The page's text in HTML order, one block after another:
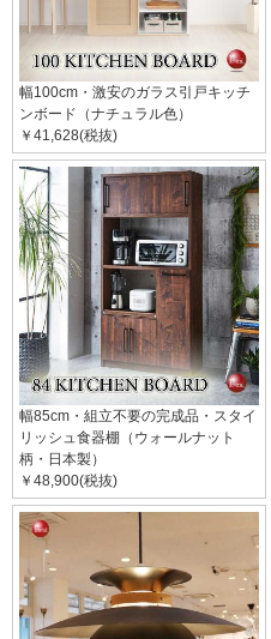
幅100cm・激安のガラス引戸キッチ
ンボード（ナチュラル色）
￥41,628(税抜)
幅85cm・組立不要の完成品・スタイ
リッシュ食器棚（ウォールナット
柄・日本製）
￥48,900(税抜)